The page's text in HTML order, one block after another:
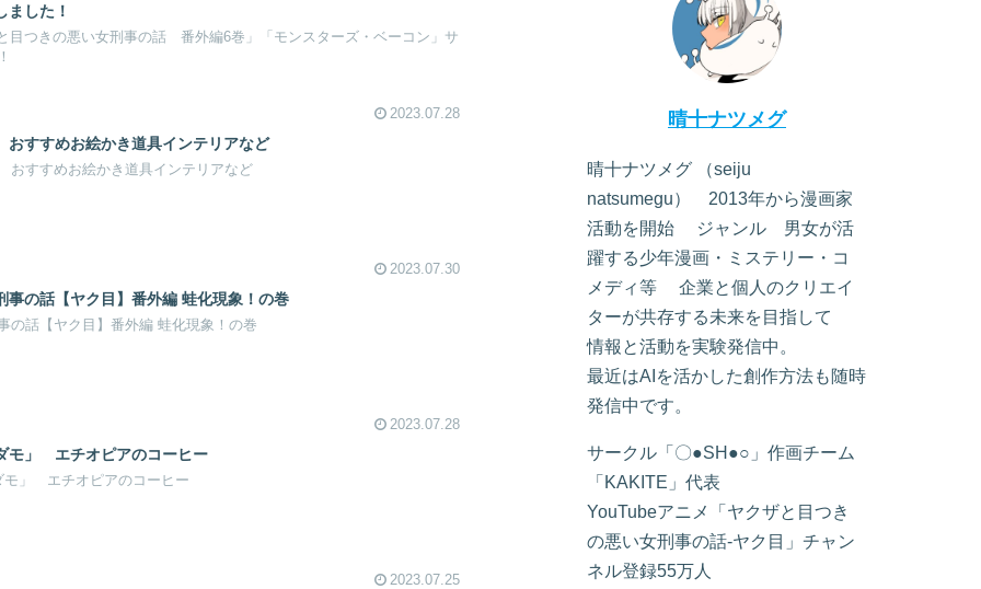
ました！
目つきの悪い女刑事の話 番外編6巻」「モンスターズ・ベーコン」サ
2023.07.28
すすめお絵かき道具インテリアなど
すすめお絵かき道具インテリアなど
2023.07.30
事の話【ヤク目】番外編 蛙化現象！の巻
の話【ヤク目】番外編 蛙化現象！の巻
2023.07.28
モ」 エチオピアのコーヒー
モ」 エチオピアのコーヒー
2023.07.25
晴十ナツメグ
晴十ナツメグ （seiju
natsumegu） 2013年から漫画家
活動を開始 ジャンル 男女が活
躍する少年漫画・ミステリー・コ
メディ等 企業と個人のクリエイ
ターが共存する未来を目指して
情報と活動を実験発信中。
最近はAIを活かした創作方法も随時
発信中です。
サークル「〇●SH●○」作画チーム
「KAKITE」代表
YouTubeアニメ「ヤクザと目つき
の悪い女刑事の話-ヤク目」チャン
ネル登録55万人